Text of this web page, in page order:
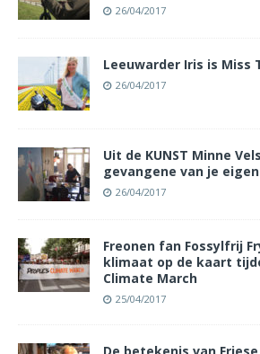
26/04/2017
Leeuwarder Iris is Miss
26/04/2017
Uit de KUNST Minne
gevangene van je
26/04/2017
Freonen fan Fossylfrij
klimaat op de kaart
Climate March
25/04/2017